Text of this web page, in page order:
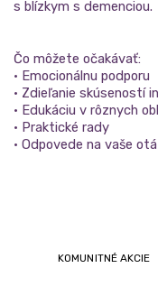
s blízkym s demenciou.
Čo môžete očakávať:
• Emocionálnu podporu
• Zdieľanie skúseností
• Edukáciu v rôznych
• Praktické rady
• Odpovede na vaše
KOMUNITNÉ AKCIE